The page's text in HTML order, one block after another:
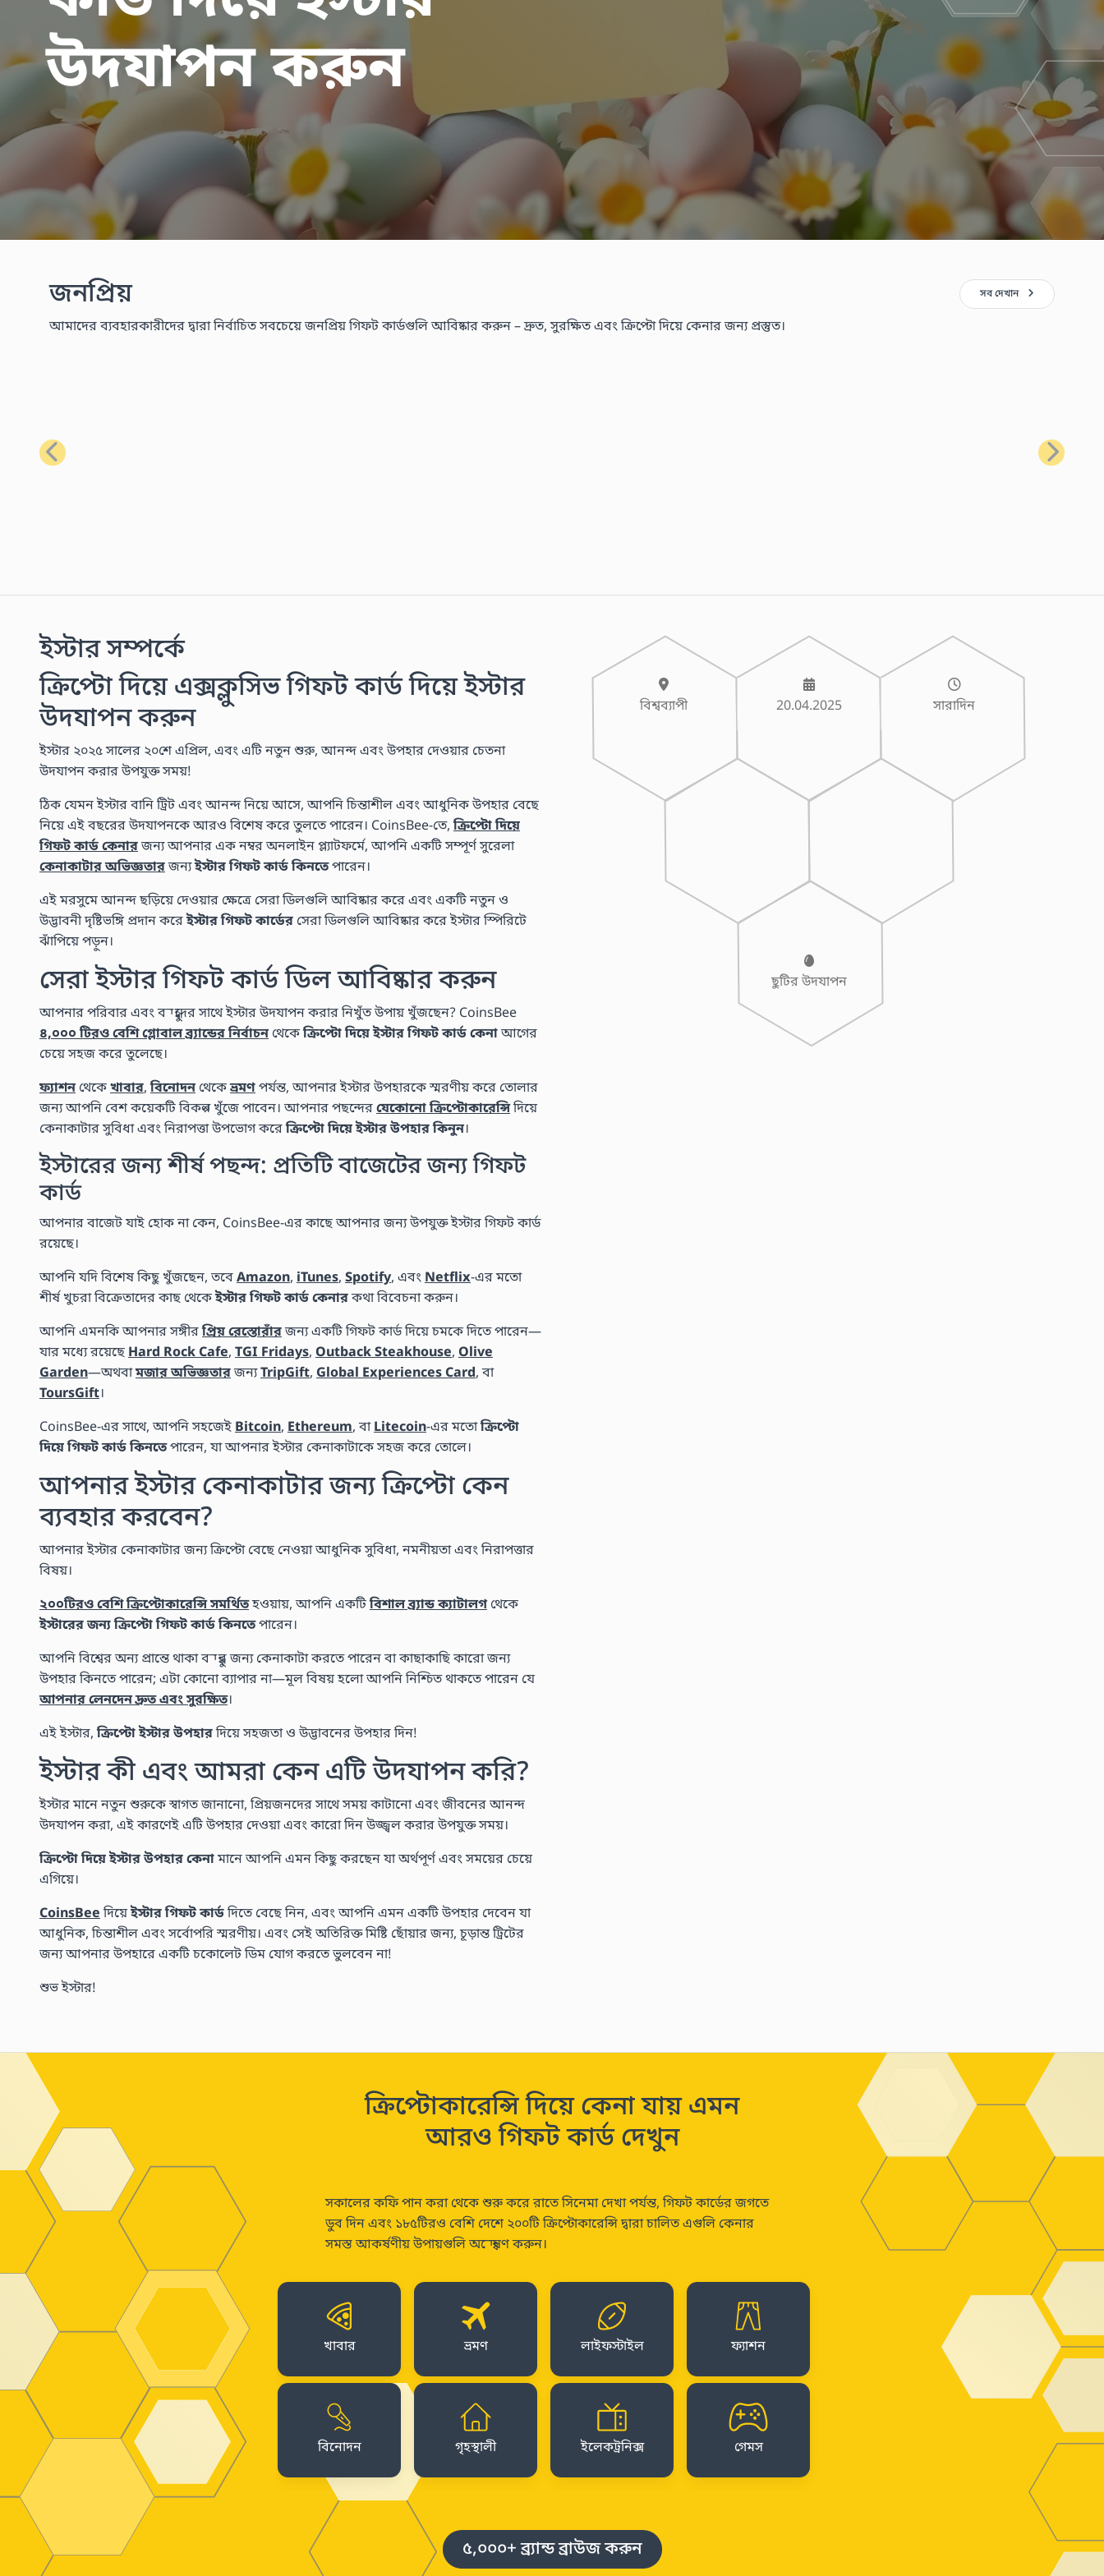
উদযাপন করুন
জনপ্রিয়
আমাদের ব্যবহারকারীদের দ্বারা নির্বাচিত সবচেয়ে জনপ্রিয় গিফট কার্ডগুলি আবিষ্কার করুন – দ্রুত, সুরক্ষিত এবং ক্রিপ্টো দিয়ে কেনার জন্য প্রস্তুত।
সব দেখান
পূর্ববর্তী পরবর্তী
ইস্টার সম্পর্কে
ক্রিপ্টো দিয়ে এক্সক্লুসিভ গিফট কার্ড দিয়ে ইস্টার
উদযাপন করুন
ইস্টার ২০২৫ সালের ২০শে এপ্রিল, এবং এটি নতুন শুরু, আনন্দ এবং উপহার দেওয়ার চেতনা
উদযাপন করার উপযুক্ত সময়!
ঠিক যেমন ইস্টার বানি ট্রিট এবং আনন্দ নিয়ে আসে, আপনি চিন্তাশীল এবং আধুনিক উপহার বেছে
নিয়ে এই বছরের উদযাপনকে আরও বিশেষ করে তুলতে পারেন। CoinsBee-তে,ক্রিপ্টো দিয়ে
গিফট কার্ড কেনারজন্য আপনার এক নম্বর অনলাইন প্ল্যাটফর্মে, আপনি একটি সম্পূর্ণ সুরেলা
কেনাকাটার অভিজ্ঞতারজন্যইস্টার গিফট কার্ড কিনতেপারেন।
এই মরসুমে আনন্দ ছড়িয়ে দেওয়ার ক্ষেত্রে সেরা ডিলগুলি আবিষ্কার করে এবং একটি নতুন ও
উদ্ভাবনী দৃষ্টিভঙ্গি প্রদান করেইস্টার গিফট কার্ডের সেরা ডিলগুলি আবিষ্কার করে ইস্টার স্পিরিটে
ঝাঁপিয়ে পড়ুন।
সেরা ইস্টার গিফট কার্ড ডিল আবিষ্কার করুন
আপনার পরিবার এবং বন্ধুদের সাথে ইস্টার উদযাপন করার নিখুঁত উপায় খুঁজছেন? CoinsBee
৪,০০০ টিরও বেশি গ্লোবাল ব্র্যান্ডের নির্বাচন থেকেক্রিপ্টো দিয়ে ইস্টার গিফট কার্ড কেনাআগের
চেয়ে সহজ করে তুলেছে।
ফ্যাশন থেকেখাবার,বিনোদন থেকেভ্রমণপর্যন্ত, আপনার ইস্টার উপহারকে স্মরণীয় করে তোলার
জন্য আপনি বেশ কয়েকটি বিকল্প খুঁজে পাবেন। আপনার পছন্দেরযেকোনো ক্রিপ্টোকারেন্সিদিয়ে
কেনাকাটার সুবিধা এবং নিরাপত্তা উপভোগ করেক্রিপ্টো দিয়ে ইস্টার উপহার কিনুন।
ইস্টারের জন্য শীর্ষ পছন্দ: প্রতিটি বাজেটের জন্য গিফট
কার্ড
আপনার বাজেট যাই হোক না কেন, CoinsBee-এর কাছে আপনার জন্য উপযুক্ত ইস্টার গিফট কার্ড
রয়েছে।
আপনি যদি বিশেষ কিছু খুঁজছেন, তবেAmazon, iTunes, Spotify, এবংNetflix-এর মতো
শীর্ষ খুচরা বিক্রেতাদের কাছ থেকেইস্টার গিফট কার্ড কেনারকথা বিবেচনা করুন।
আপনি এমনকি আপনার সঙ্গীরপ্রিয় রেস্তোরাঁরজন্য একটি গিফট কার্ড দিয়ে চমকে দিতে পারেন—
যার মধ্যে রয়েছেHard Rock Cafe, TGI Fridays, Outback Steakhouse, Olive
Garden—অথবামজার অভিজ্ঞতারজন্যTripGift, Global Experiences Card, বা
ToursGift।
CoinsBee-এর সাথে, আপনি সহজেইBitcoin, Ethereum, বাLitecoin-এর মতোক্রিপ্টো
দিয়ে গিফট কার্ড কিনতেপারেন, যা আপনার ইস্টার কেনাকাটাকে সহজ করে তোলে।
আপনার ইস্টার কেনাকাটার জন্য ক্রিপ্টো কেন
ব্যবহার করবেন?
আপনার ইস্টার কেনাকাটার জন্য ক্রিপ্টো বেছে নেওয়া আধুনিক সুবিধা, নমনীয়তা এবং নিরাপত্তার
বিষয়।
২০০টিরও বেশি ক্রিপ্টোকারেন্সি সমর্থিতহওয়ায়, আপনি একটিবিশাল ব্র্যান্ড ক্যাটালগথেকে
ইস্টারের জন্য ক্রিপ্টো গিফট কার্ড কিনতেপারেন।
আপনি বিশ্বের অন্য প্রান্তে থাকা বন্ধুর জন্য কেনাকাটা করতে পারেন বা কাছাকাছি কারো জন্য
উপহার কিনতে পারেন; এটা কোনো ব্যাপার না—মূল বিষয় হলো আপনি নিশ্চিত থাকতে পারেন যে
আপনার লেনদেন দ্রুত এবং সুরক্ষিত।
এই ইস্টার,ক্রিপ্টো ইস্টার উপহারদিয়ে সহজতা ও উদ্ভাবনের উপহার দিন!
ইস্টার কী এবং আমরা কেন এটি উদযাপন করি?
ইস্টার মানে নতুন শুরুকে স্বাগত জানানো, প্রিয়জনদের সাথে সময় কাটানো এবং জীবনের আনন্দ
উদযাপন করা, এই কারণেই এটি উপহার দেওয়া এবং কারো দিন উজ্জ্বল করার উপযুক্ত সময়।
ক্রিপ্টো দিয়ে ইস্টার উপহার কেনামানে আপনি এমন কিছু করছেন যা অর্থপূর্ণ এবং সময়ের চেয়ে
এগিয়ে।
CoinsBeeদিয়েইস্টার গিফট কার্ডদিতে বেছে নিন, এবং আপনি এমন একটি উপহার দেবেন যা
আধুনিক, চিন্তাশীল এবং সর্বোপরি স্মরণীয়। এবং সেই অতিরিক্ত মিষ্টি ছোঁয়ার জন্য, চূড়ান্ত ট্রিটের
জন্য আপনার উপহারে একটি চকোলেট ডিম যোগ করতে ভুলবেন না!
শুভ ইস্টার!
বিশ্বব্যাপী 20.04.2025 সারাদিন
ছুটির উদযাপন
ক্রিপ্টোকারেন্সি দিয়ে কেনা যায় এমন
আরও গিফট কার্ড দেখুন
সকালের কফি পান করা থেকে শুরু করে রাতে সিনেমা দেখা পর্যন্ত, গিফট কার্ডের জগতে
ডুব দিন এবং ১৮৫টিরও বেশি দেশে ২০০টি ক্রিপ্টোকারেন্সি দ্বারা চালিত এগুলি কেনার
সমস্ত আকর্ষণীয় উপায়গুলি অন্বেষণ করুন।
খাবার ভ্রমণ লাইফস্টাইল ফ্যাশন
বিনোদন গৃহস্থালী ইলেকট্রনিক্স গেমস
৫,০০০+ ব্র্যান্ড ব্রাউজ করুন